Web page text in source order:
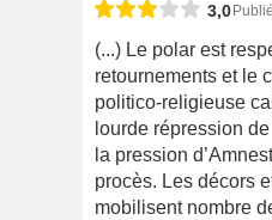
3,0
(...) Le polar est
retournements et le
politico-religieuse
lourde répression
la pression
procès. Les décors
mobilisent nombre